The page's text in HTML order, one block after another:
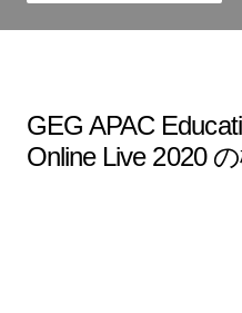
GEG APAC
Online Live 2020